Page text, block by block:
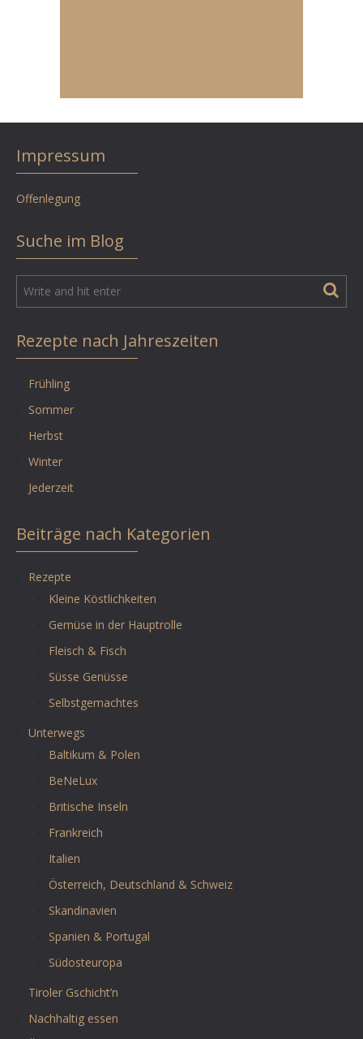
Impressum
Offenlegung
Suche im Blog
Rezepte nach Jahreszeiten
Frühling
Sommer
Herbst
Winter
Jederzeit
Beiträge nach Kategorien
Rezepte
Kleine Köstlichkeiten
Gemüse in der Hauptrolle
Fleisch & Fisch
Süsse Genüsse
Selbstgemachtes
Unterwegs
Baltikum & Polen
BeNeLux
Britische Inseln
Frankreich
Italien
Österreich, Deutschland & Schweiz
Skandinavien
Spanien & Portugal
Südosteuropa
Tiroler Gschicht’n
Nachhaltig essen